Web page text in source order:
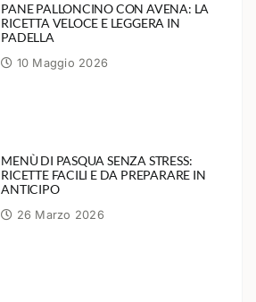
PANE PALLONCINO CON AVENA: LA
RICETTA VELOCE E LEGGERA IN
PADELLA
10 Maggio 2026
MENÙ DI PASQUA SENZA STRESS:
RICETTE FACILI E DA PREPARARE IN
ANTICIPO
26 Marzo 2026